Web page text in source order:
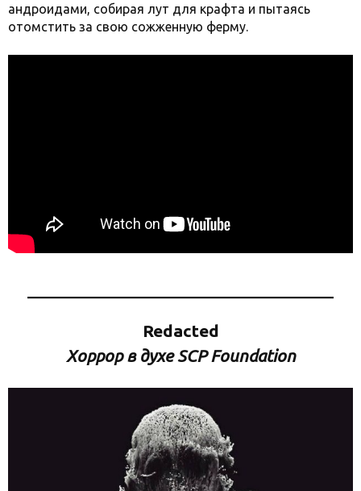
андроидами, собирая лут для крафта и пытаясь
отомстить за свою сожженную ферму.
Redacted
Хоррор в духе SCP Foundation